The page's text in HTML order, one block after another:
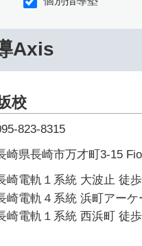
Axis
校
823-8315
崎県長崎市万才町3-15
崎電軌１系統 大波止 徒
崎電軌４系統 浜町アー
崎電軌１系統 西浜町 徒